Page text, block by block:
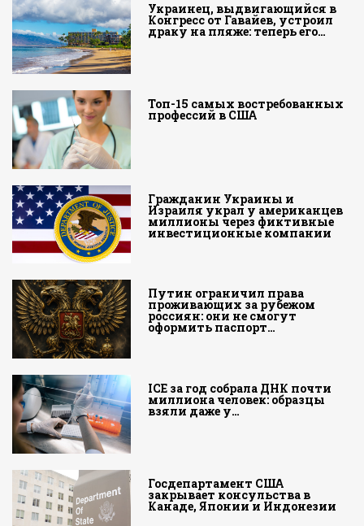
Украинец, выдвигающийся в
Конгресс от Гавайев, устроил
драку на пляже: теперь его…
Топ-15 самых востребованных
профессий в США
Гражданин Украины и
Израиля украл у американцев
миллионы через фиктивные
инвестиционные компании
Путин ограничил права
проживающих за рубежом
россиян: они не смогут
оформить паспорт…
ICE за год собрала ДНК почти
миллиона человек: образцы
взяли даже у…
Госдепартамент США
закрывает консульства в
Канаде, Японии и Индонезии